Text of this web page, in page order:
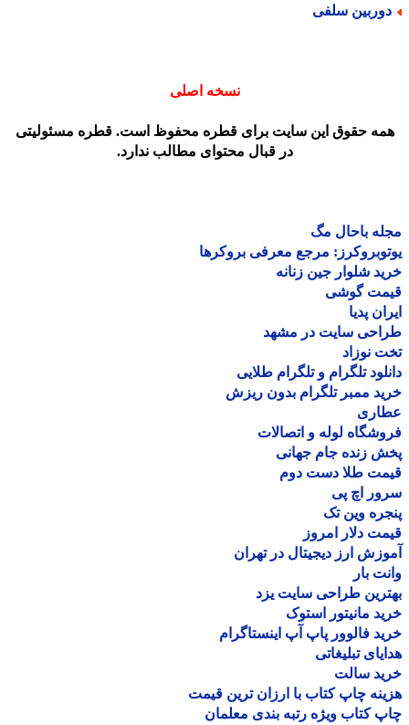
سلفی
نسخه اصلی
حقوق این سایت برای قطره محفوظ است. قطره مسئولیتی
در قبال محتوای مطالب ندارد.
باحال مگ
مرجع معرفی بروکرها
شلوار جین زنانه
گوشی
پدیا
سایت در مشهد
نوزاد
تلگرام و تلگرام طلایی
ممبر تلگرام بدون ریزش
لوله و اتصالات
زنده جام جهانی
طلا دست دوم
اچ پی
وین تک
دلار امروز
ارز دیجیتال در تهران
بار
طراحی سایت یزد
مانیتور استوک
فالوور پاپ آپ اینستاگرام
تبلیغاتی
سالت
چاپ کتاب با ارزان ترین قیمت
کتاب ویژه رتبه بندی معلمان